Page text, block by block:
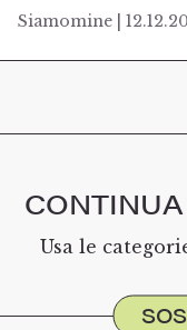
Siamomine |
Usa le